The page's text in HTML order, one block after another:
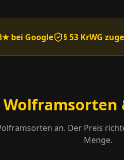
bei Google § 53 KrWG
Wolframsorten
an. Der Preis
Menge.